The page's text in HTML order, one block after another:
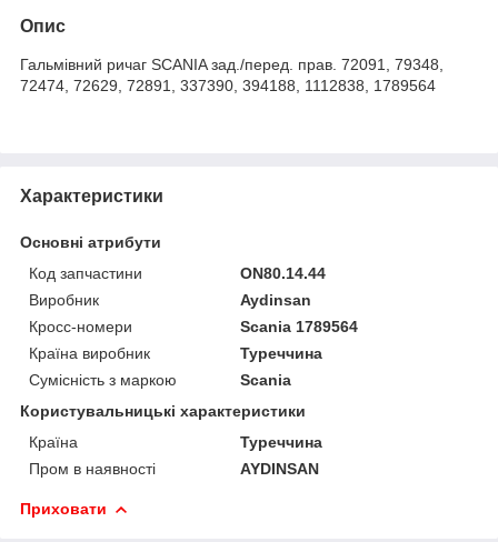
Опис
Гальмівний ричаг SCANIA зад./перед. прав. 72091, 79348,
72474, 72629, 72891, 337390, 394188, 1112838, 1789564
Характеристики
Основні атрибути
Код запчастини
ON80.14.44
Виробник
Aydinsan
Кросс-номери
Scania 1789564
Країна виробник
Туреччина
Сумісність з маркою
Scania
Користувальницькі характеристики
Країна
Туреччина
Пром в наявності
AYDINSAN
Приховати